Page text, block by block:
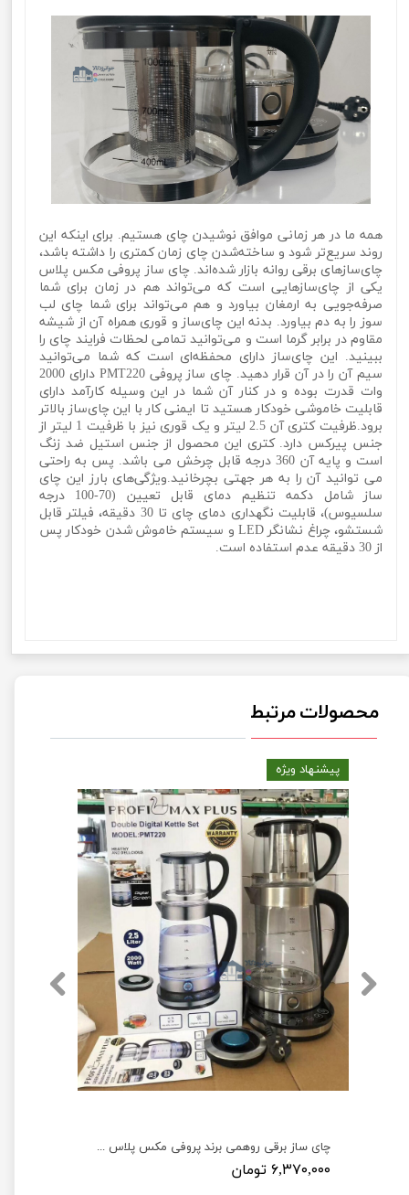
همه ما در هر زمانی موافق نوشیدن چای هستیم. برای اینکه این
روند سریع‌تر شود و ساخته‌شدن چای زمان کمتری را داشته باشد،
چای‌سازهای برقی روانه بازار شده‌اند. چای ساز پروفی مکس پلاس
یکی از چای‌سازهایی است که می‌تواند هم در زمان برای شما
صرفه‌جویی به ارمغان بیاورد و هم می‌تواند برای شما چای لب
سوز را به دم بیاورد. بدنه این چای‌ساز و قوری همراه آن از شیشه
مقاوم در برابر گرما است و می‌توانید تمامی لحظات فرایند چای را
ببینید. این چای‌ساز دارای محفظه‌ای است که شما می‌توانید
سیم آن را در آن قرار دهید. چای ساز پروفی PMT220 دارای 2000
وات قدرت بوده و در کنار آن شما در این وسیله کارآمد دارای
قابلیت خاموشی خودکار هستید تا ایمنی کار با این چای‌ساز بالاتر
برود.ظرفیت کتری آن 2.5 لیتر و یک قوری نیز با ظرفیت 1 لیتر از
جنس پیرکس دارد. کتری این محصول از جنس استیل ضد زنگ
است و پایه آن 360 درجه قابل چرخش می باشد. پس به راحتی
می توانید آن را به هر جهتی بچرخانید.ویژگی‌های بارز این چای
ساز شامل دکمه تنظیم دمای قابل تعیین (70-100 درجه
سلسیوس)، قابلیت نگهداری دمای چای تا 30 دقیقه، فیلتر قابل
شستشو، چراغ نشانگر LED و سیستم خاموش شدن خودکار پس
از 30 دقیقه عدم استفاده است.
محصولات مرتبط
چای ساز برقی روهمی برند پروفی مکس پلاس مدل Profi max plus PMT220
۶,۳۷۰,۰۰۰ تومان
پیشنهاد ویژه